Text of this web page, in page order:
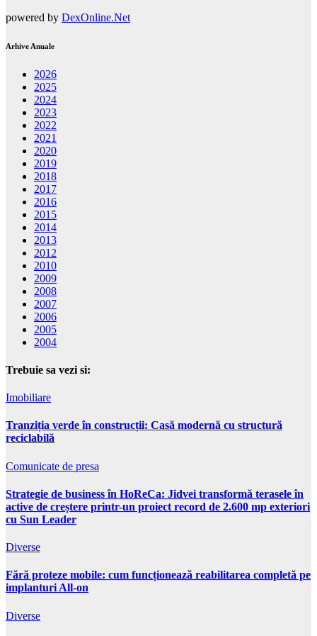
powered by DexOnline.Net
Arhive Anuale
2026
2025
2024
2023
2022
2021
2020
2019
2018
2017
2016
2015
2014
2013
2012
2010
2009
2008
2007
2006
2005
2004
Trebuie sa vezi si:
Imobiliare
Tranziția verde în construcții: Casă modernă cu structură
reciclabilă
Comunicate de presa
Strategie de business în HoReCa: Jidvei transformă terasele în
active de creștere printr-un proiect record de 2.600 mp exteriori
cu Sun Leader
Diverse
Fără proteze mobile: cum funcționează reabilitarea completă pe
implanturi All-on
Diverse